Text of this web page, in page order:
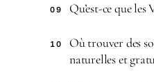
09 Qu’est-ce que les
10
Où trouver des
naturelles et